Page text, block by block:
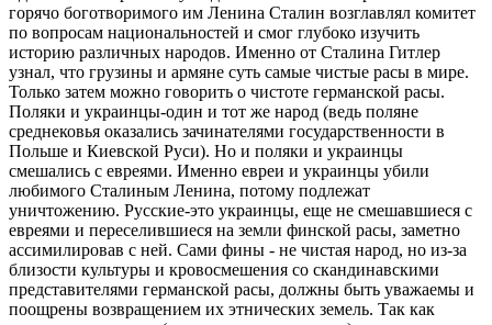
горячо боготворимого им Ленина Сталин возглавлял комитет
по вопросам национальностей и смог глубоко изучить
историю различных народов. Именно от Сталина Гитлер
узнал, что грузины и армяне суть самые чистые расы в мире.
Только затем можно говорить о чистоте германской расы.
Поляки и украинцы-один и тот же народ (ведь поляне
среднековья оказались зачинателями государственности в
Польше и Киевской Руси). Но и поляки и украинцы
смешались с евреями. Именно евреи и украинцы убили
любимого Сталиным Ленина, потому подлежат
уничтожению. Русские-это украинцы, еще не смешавшиеся с
евреями и переселившиеся на земли финской расы, заметно
ассимилировав с ней. Сами фины - не чистая народ, но из-за
близости культуры и кровосмешения со скандинавскими
представителями германской расы, должны быть уважаемы и
поощрены возвращением их этнических земель. Так как